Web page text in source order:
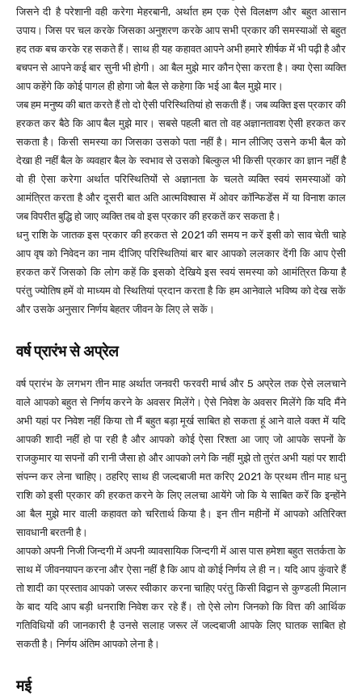
जिसने दी है परेशानी वही करेगा मेहरबानी, अर्थात हम एक ऐसे विलक्षण और बहुत आसान
उपाय। जिस पर चल करके जिसका अनुशरण करके आप सभी प्रकार की समस्याओं से बहुत
हद तक बच करके रह सकते हैं। साथ ही यह कहावत आपने अभी हमारे शीर्षक में भी पढ़ी है और
बचपन से आपने कई बार सुनी भी होगी। आ बैल मुझे मार कौन ऐसा करता है। क्या ऐसा व्यक्ति
आप कहेंगे कि कोई पागल ही होगा जो बैल से कहेगा कि भई आ बैल मुझे मार।
जब हम मनुष्य की बात करते हैं तो दो ऐसी परिस्थितियां हो सकती हैं। जब व्यक्ति इस प्रकार की
हरकत कर बैठे कि आप बैल मुझे मार। सबसे पहली बात तो वह अज्ञानतावश ऐसी हरकत कर
सकता है। किसी समस्या का जिसका उसको पता नहीं है। मान लीजिए उसने कभी बैल को
देखा ही नहीं बैल के व्यवहार बैल के स्वभाव से उसको बिल्कुल भी किसी प्रकार का ज्ञान नहीं है
वो ही ऐसा करेगा अर्थात परिस्थितियों से अज्ञानता के चलते व्यक्ति स्वयं समस्याओं को
आमंत्रित करता है और दूसरी बात अति आत्मविश्वास में ओवर कॉन्फिडेंस में या विनाश काल
जब विपरीत बुद्धि हो जाए व्यक्ति तब वो इस प्रकार की हरकतें कर सकता है।
धनु राशि के जातक इस प्रकार की हरकत से 2021 की समय न करें इसी को साव चेती चाहे
आप वृष को निवेदन का नाम दीजिए परिस्थितियां बार बार आपको ललकार देंगी कि आप ऐसी
हरकत करें जिसको कि लोग कहें कि इसको देखिये इस स्वयं समस्या को आमंत्रित किया है
परंतु ज्योतिष हमें वो माध्यम वो स्थितियां प्रदान करता है कि हम आनेवाले भविष्य को देख सकें
और उसके अनुसार निर्णय बेहतर जीवन के लिए ले सकें।
वर्ष प्रारंभ से अप्रेल
वर्ष प्रारंभ के लगभग तीन माह अर्थात जनवरी फरवरी मार्च और 5 अप्रेल तक ऐसे ललचाने
वाले आपको बहुत से निर्णय करने के अवसर मिलेंगे। ऐसे निवेश के अवसर मिलेंगे कि यदि मैंने
अभी यहां पर निवेश नहीं किया तो मैं बहुत बड़ा मूर्ख साबित हो सकता हूं आने वाले वक्त में यदि
आपकी शादी नहीं हो पा रही है और आपको कोई ऐसा रिश्ता आ जाए जो आपके सपनों के
राजकुमार या सपनों की रानी जैसा हो और आपको लगे कि नहीं मुझे तो तुरंत अभी यहां पर शादी
संपन्न कर लेना चाहिए। ठहरिए साथ ही जल्दबाजी मत करिए 2021 के प्रथम तीन माह धनु
राशि को इसी प्रकार की हरकत करने के लिए ललचा आयेंगे जो कि ये साबित करें कि इन्होंने
आ बैल मुझे मार वाली कहावत को चरितार्थ किया है। इन तीन महीनों में आपको अतिरिक्त
सावधानी बरतनी है।
आपको अपनी निजी जिन्दगी में अपनी व्यावसायिक जिन्दगी में आस पास हमेशा बहुत सतर्कता के
साथ में जीवनयापन करना और ऐसा नहीं है कि आप वो कोई निर्णय ले ही न। यदि आप कुंवारे हैं
तो शादी का प्रस्ताव आपको जरूर स्वीकार करना चाहिए परंतु किसी विद्वान से कुण्डली मिलान
के बाद यदि आप बड़ी धनराशि निवेश कर रहे हैं। तो ऐसे लोग जिनको कि वित्त की आर्थिक
गतिविधियों की जानकारी है उनसे सलाह जरूर लें जल्दबाजी आपके लिए घातक साबित हो
सकती है। निर्णय अंतिम आपको लेना है।
मई